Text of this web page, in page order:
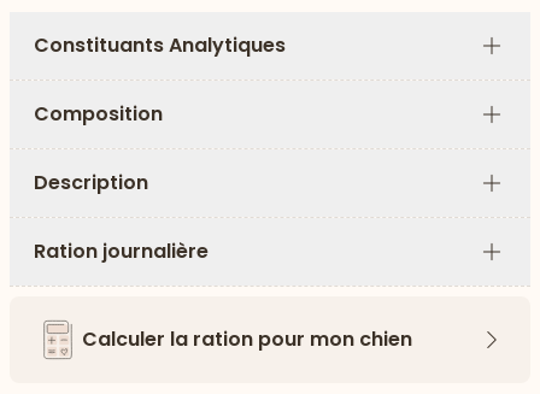
Constituants Analytiques
Plus
Composition
Plus
Description
Plus
Ration journalière
Plus
Calculer la ration pour mon chien